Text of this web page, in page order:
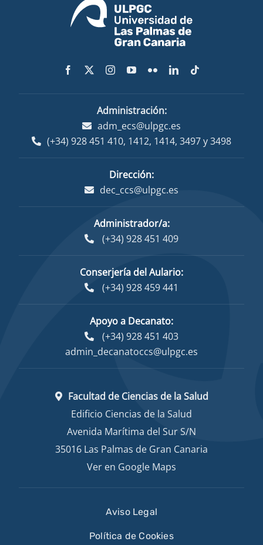
Administración:
adm_ecs@ulpgc.es
(+34) 928 451 410, 1412, 1414, 3497y3498
Dirección:
dec_ccs@ulpgc.es
Administrador/a:
(+34) 928 451 409
Conserjería del Aulario:
(+34) 928 459 441
Apoyo a Decanato:
(+34) 928 451 403
admin_decanatoccs@ulpgc.es
Facultad de Ciencias de la Salud
Edificio Ciencias de la Salud
Avenida Marítima del Sur S/N
35016 Las Palmas de Gran Canaria
Ver en Google Maps
Aviso Legal
Política de Cookies